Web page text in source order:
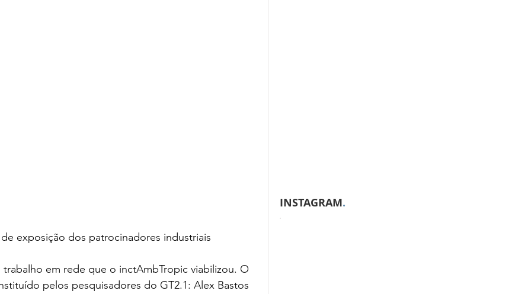
exposição dos patrocinadores industriais
em rede que o inctAmbTropic viabilizou. O
pelos pesquisadores do GT2.1: Alex Bastos
INSTAGRAM.